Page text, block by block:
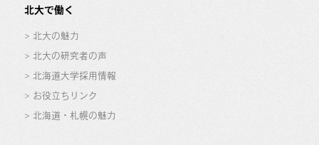
北大で働く
北大の魅力
北大の研究者の声
北海道大学採用情報
お役立ちリンク
北海道・札幌の魅力